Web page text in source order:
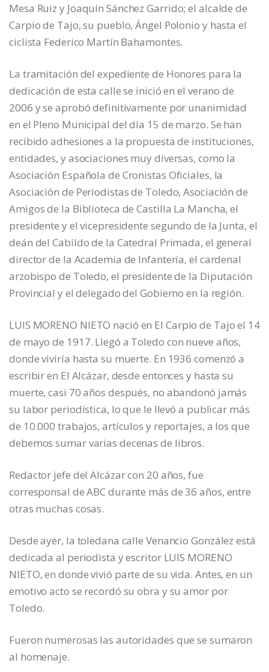
Mesa Ruiz y Joaquín Sánchez Garrido; el alcalde de
Carpio de Tajo, su pueblo, Ángel Polonio y hasta el
ciclista Federico Martín Bahamontes.
La tramitación del expediente de Honores para la
dedicación de esta calle se inició en el verano de
2006 y se aprobó definitivamente por unanimidad
en el Pleno Municipal del día 15 de marzo. Se han
recibido adhesiones a la propuesta de instituciones,
entidades, y asociaciones muy diversas, como la
Asociación Española de Cronistas Oficiales, la
Asociación de Periodistas de Toledo, Asociación de
Amigos de la Biblioteca de Castilla La Mancha, el
presidente y el vicepresidente segundo de la Junta, el
deán del Cabildo de la Catedral Primada, el general
director de la Academia de Infantería, el cardenal
arzobispo de Toledo, el presidente de la Diputación
Provincial y el delegado del Gobierno en la región.
LUIS MORENO NIETO nació en El Carpio de Tajo el 14
de mayo de 1917. Llegó a Toledo con nueve años,
donde viviría hasta su muerte. En 1936 comenzó a
escribir en El Alcázar, desde entonces y hasta su
muerte, casi 70 años después, no abandonó jamás
su labor periodística, lo que le llevó a publicar más
de 10.000 trabajos, artículos y reportajes, a los que
debemos sumar varias decenas de libros.
Redactor jefe del Alcázar con 20 años, fue
corresponsal de ABC durante más de 36 años, entre
otras muchas cosas.
Desde ayer, la toledana calle Venancio González está
dedicada al periodista y escritor LUIS MORENO
NIETO, en donde vivió parte de su vida. Antes, en un
emotivo acto se recordó su obra y su amor por
Toledo.
Fueron numerosas las autoridades que se sumaron
al homenaje.